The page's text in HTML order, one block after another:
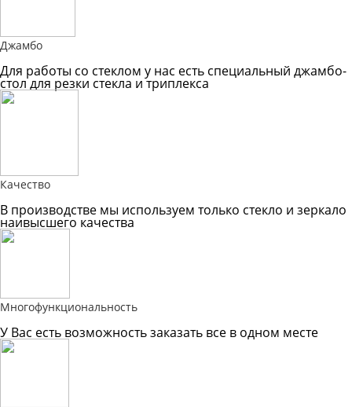
Джамбо
Для работы со стеклом у нас есть специальный джамбо-
стол для резки стекла и триплекса
Качество
В производстве мы используем только стекло и зеркало
наивысшего качества
Многофункциональность
У Вас есть возможность заказать все в одном месте